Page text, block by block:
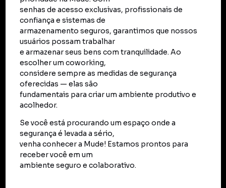
senhas de acesso exclusivas, profissionais de
confiança e sistemas de
armazenamento seguros, garantimos que nossos
usuários possam trabalhar
e armazenar seus bens com tranquilidade. Ao
escolher um coworking,
considere sempre as medidas de segurança
oferecidas — elas são
fundamentais para criar um ambiente produtivo e
acolhedor.
Se você está procurando um espaço onde a
segurança é levada a sério,
venha conhecer a Mude! Estamos prontos para
receber você em um
ambiente seguro e colaborativo.